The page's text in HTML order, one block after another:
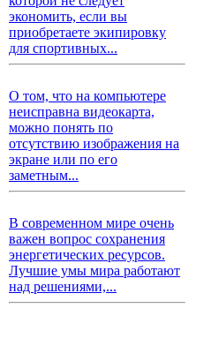
экономить, если вы
приобретаете экипировку
для спортивных...
О том, что на компьютере
неисправна видеокарта,
можно понять по
отсутствию изображения на
экране или по его
заметным...
В современном мире очень
важен вопрос сохранения
энергетических ресурсов.
Лучшие умы мира работают
над решениями,...